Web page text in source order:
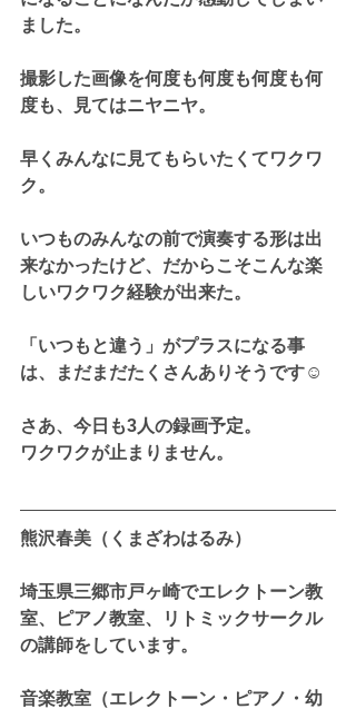
ました。
撮影した画像を何度も何度も何度も何
度も、見てはニヤニヤ。
早くみんなに見てもらいたくてワクワ
ク。
いつものみんなの前で演奏する形は出
来なかったけど、だからこそこんな楽
しいワクワク経験が出来た。
「いつもと違う」がプラスになる事
は、まだまだたくさんありそうです☺️
さあ、今日も3人の録画予定。
ワクワクが止まりません。
熊沢春美（くまざわはるみ）
埼玉県三郷市戸ヶ崎でエレクトーン教
室、ピアノ教室、リトミックサークル
の講師をしています。
音楽教室（エレクトーン・ピアノ・幼